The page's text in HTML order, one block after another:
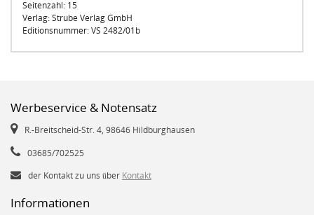
Seitenzahl: 15
Verlag: Strube Verlag GmbH
Editionsnummer: VS 2482/01b
Werbeservice & Notensatz
R.-Breitscheid-Str. 4, 98646 Hildburghausen
03685/702525
der Kontakt zu uns über Kontakt
Informationen